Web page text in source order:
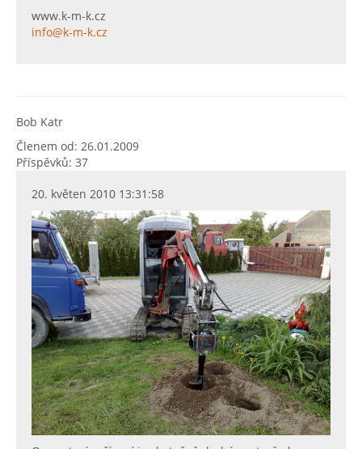
www.k-m-k.cz
info@k-m-k.cz
Bob Katr
Členem od: 26.01.2009
Příspěvků: 37
20. květen 2010 13:31:58